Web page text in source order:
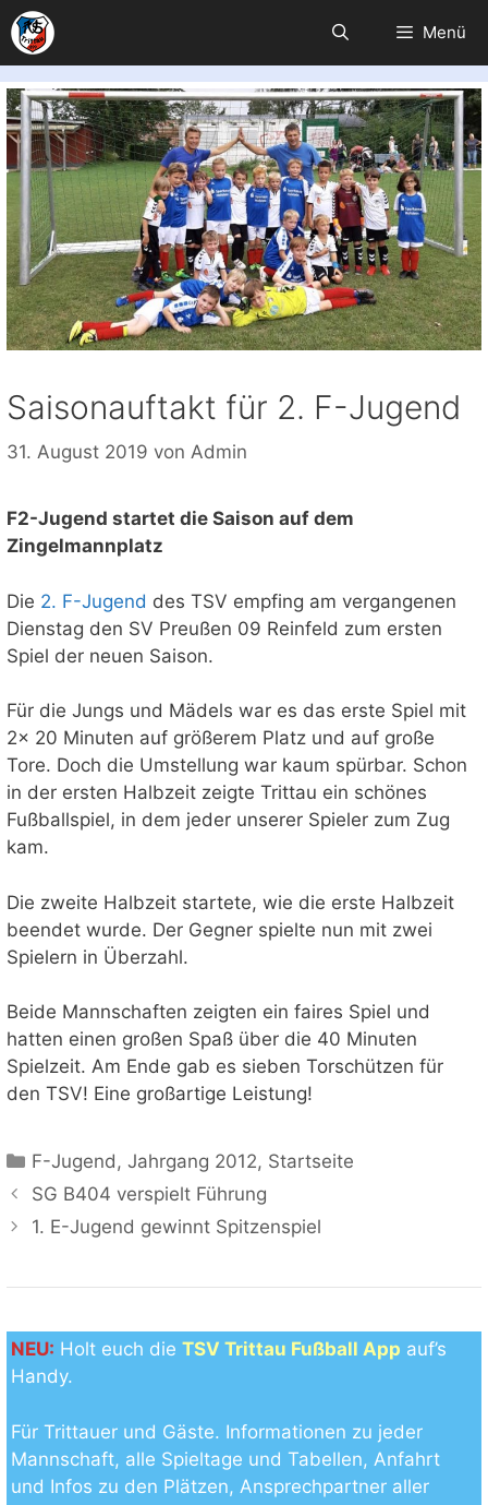
Zum
Inhalt
springen
Menü
Saisonauftakt für 2. F-Jugend
31. August 2019 von Admin
F2-Jugend startet die Saison auf dem
Zingelmannplatz
Die 2. F-Jugend des TSV empfing am vergangenen
Dienstag den SV Preußen 09 Reinfeld zum ersten
Spiel der neuen Saison.
Für die Jungs und Mädels war es das erste Spiel mit
2x 20 Minuten auf größerem Platz und auf große
Tore. Doch die Umstellung war kaum spürbar. Schon
in der ersten Halbzeit zeigte Trittau ein schönes
Fußballspiel, in dem jeder unserer Spieler zum Zug
kam.
Die zweite Halbzeit startete, wie die erste Halbzeit
beendet wurde. Der Gegner spielte nun mit zwei
Spielern in Überzahl.
Beide Mannschaften zeigten ein faires Spiel und
hatten einen großen Spaß über die 40 Minuten
Spielzeit. Am Ende gab es sieben Torschützen für
den TSV! Eine großartige Leistung!
Kategorien
F-Jugend,Jahrgang 2012, Startseite
SG B404 verspielt Führung
1. E-Jugend gewinnt Spitzenspiel
NEU: Holt euch die TSV Trittau Fußball App auf’s
Handy.
Für Trittauer und Gäste. Informationen zu jeder
Mannschaft, alle Spieltage und Tabellen, Anfahrt
und Infos zu den Plätzen, Ansprechpartner aller